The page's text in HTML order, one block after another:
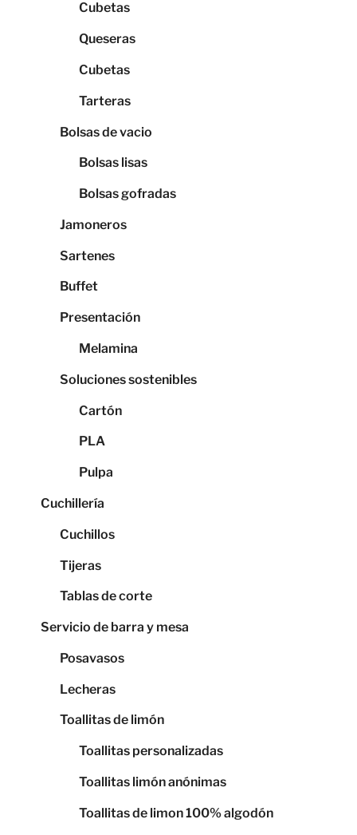
Cubetas
Queseras
Cubetas
Tarteras
Bolsas de vacio
Bolsas lisas
Bolsas gofradas
Jamoneros
Sartenes
Buffet
Presentación
Melamina
Soluciones sostenibles
Cartón
PLA
Pulpa
Cuchillería
Cuchillos
Tijeras
Tablas de corte
Servicio de barra y mesa
Posavasos
Lecheras
Toallitas de limón
Toallitas personalizadas
Toallitas limón anónimas
Toallitas de limon 100% algodón